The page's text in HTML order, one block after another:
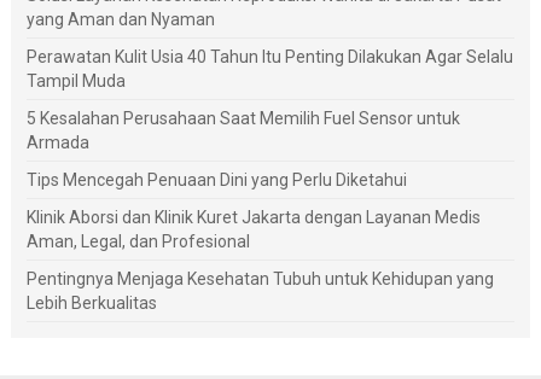
yang Aman dan Nyaman
Perawatan Kulit Usia 40 Tahun Itu Penting Dilakukan Agar Selalu
Tampil Muda
5 Kesalahan Perusahaan Saat Memilih Fuel Sensor untuk
Armada
Tips Mencegah Penuaan Dini yang Perlu Diketahui
Klinik Aborsi dan Klinik Kuret Jakarta dengan Layanan Medis
Aman, Legal, dan Profesional
Pentingnya Menjaga Kesehatan Tubuh untuk Kehidupan yang
Lebih Berkualitas